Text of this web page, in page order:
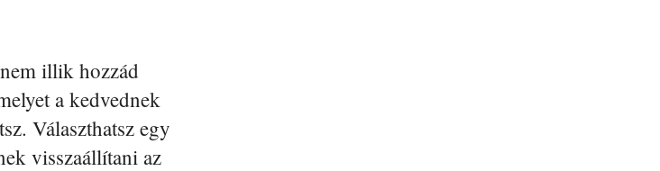
illik hozzád
a kedvednek
Választhatsz egy
visszaállítani az